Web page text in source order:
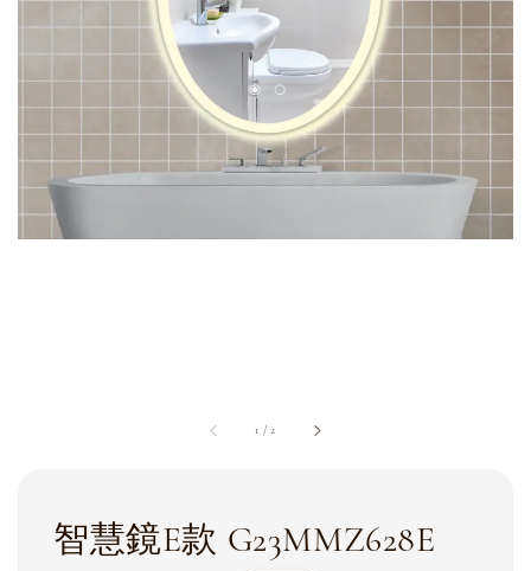
1 /2
智慧鏡E款 G23MMZ628E